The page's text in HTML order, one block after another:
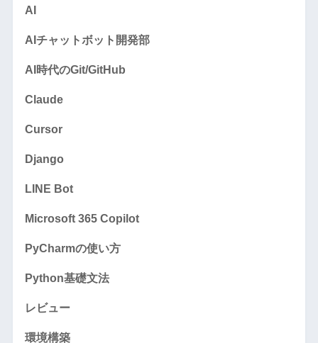
AI
AIチャットボット開発部
AI時代のGit/GitHub
Claude
Cursor
Django
LINE Bot
Microsoft 365 Copilot
PyCharmの使い方
Python基礎文法
レビュー
環境構築